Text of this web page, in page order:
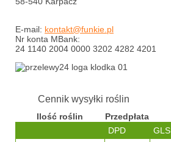
E-mail: kontakt@funkie.pl
Nr konta MBank:
24 1140 2004 0000 3202 4282 4201
Cennik wysyłki roślin
Ilość roślin Przedpłata
DPD
GLS